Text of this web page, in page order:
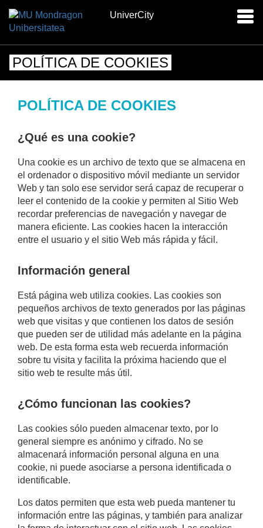
UniverCity
POLÍTICA DE COOKIES
POLÍTICA DE COOKIES
¿Qué es una cookie?
Una cookie es un archivo de texto que se almacena en
el ordenador o dispositivo móvil mediante un servidor
Web y tan solo ese servidor será capaz de recuperar o
leer el contenido de la cookie y permiten al Sitio Web
recordar preferencias de navegación y navegar de
manera eficiente. Las cookies hacen la interacción
entre el usuario y el sitio Web más rápida y fácil.
Información general
Está página web utiliza cookies. Las cookies son
pequeños archivos de texto generados por las páginas
web que visitas y que contienen los datos de sesión
que pueden ser de utilidad más adelante en la página
web. De esta forma esta web recuerda información
sobre tu visita y facilita la próxima haciendo que el
sitio web te resulte más útil.
¿Cómo funcionan las cookies?
Las cookies sólo pueden almacenar texto, por lo
general siempre es anónimo y cifrado. No se
almacenará información personal alguna en una
cookie, ni puede asociarse a persona identificada o
identificable.
Los datos permiten que esta web pueda mantener tu
información entre las páginas, y también para analizar